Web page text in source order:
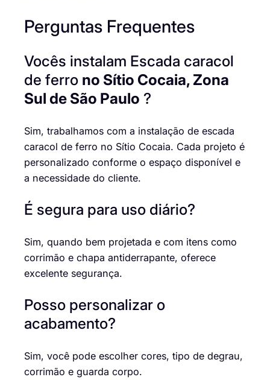
Perguntas Frequentes
Vocês instalam Escada caracol
de ferro no Sítio Cocaia, Zona
Sul de São Paulo ?
Sim, trabalhamos com a instalação de escada
caracol de ferro no Sítio Cocaia. Cada projeto é
personalizado conforme o espaço disponível e
a necessidade do cliente.
É segura para uso diário?
Sim, quando bem projetada e com itens como
corrimão e chapa antiderrapante, oferece
excelente segurança.
Posso personalizar o
acabamento?
Sim, você pode escolher cores, tipo de degrau,
corrimão e guarda corpo.